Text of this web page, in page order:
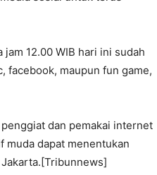
12.00 WIB hari ini sudah
facebook, maupun fun game,
dan pemakai internet
muda dapat menentukan